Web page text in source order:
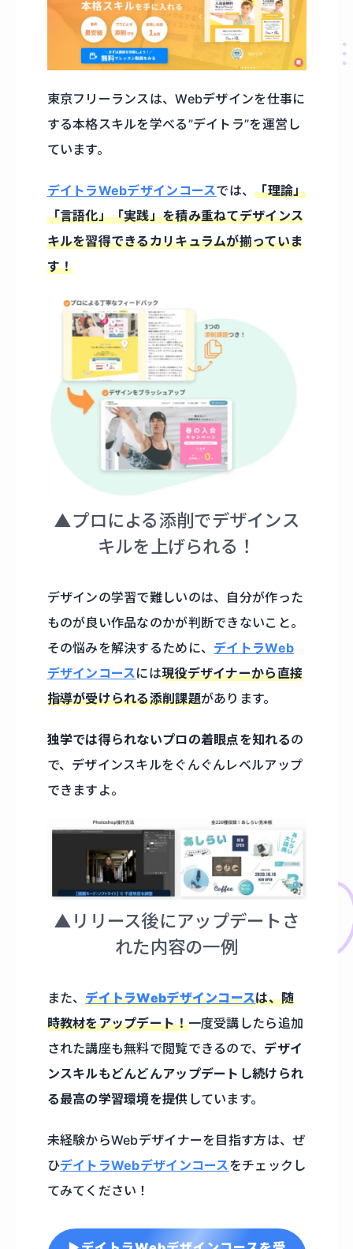
東京フリーランスは、Webデザインを仕事に
する本格スキルを学べる”デイトラ”を運営し
ています。
デイトラWebデザインコースでは、「理論」
「言語化」「実践」を積み重ねてデザインス
キルを習得できるカリキュラムが揃っていま
す！
▲プロによる添削でデザインス
キルを上げられる！
デザインの学習で難しいのは、自分が作った
ものが良い作品なのかが判断できないこと。
その悩みを解決するために、 デイトラWeb
デザインコースには現役デザイナーから直接
指導が受けられる添削課題があります。
独学では得られないプロの着眼点を知れるの
で、デザインスキルをぐんぐんレベルアップ
できますよ。
▲リリース後にアップデートさ
れた内容の一例
また、デイトラWebデザインコースは、随
時教材をアップデート！一度受講したら追加
された講座も無料で閲覧できるので、 デザイ
ンスキルもどんどんアップデートし続けられ
る最高の学習環境を提供 しています。
未経験からWebデザイナーを目指す方は、ぜ
ひデイトラWebデザインコースをチェックし
てみてください！